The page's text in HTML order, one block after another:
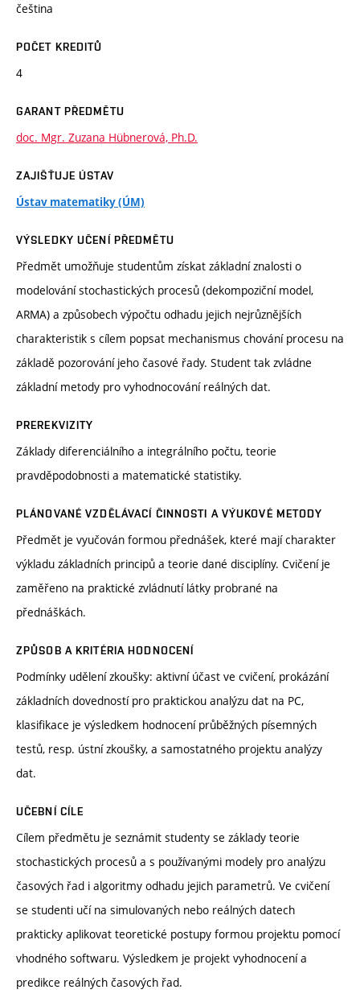
čeština
POČET KREDITŮ
4
GARANT PŘEDMĚTU
doc. Mgr. Zuzana Hübnerová, Ph.D.
ZAJIŠŤUJE ÚSTAV
Ústav matematiky (ÚM)
VÝSLEDKY UČENÍ PŘEDMĚTU
Předmět umožňuje studentům získat základní znalosti o
modelování stochastických procesů (dekompoziční model,
ARMA) a způsobech výpočtu odhadu jejich nejrůznějších
charakteristik s cílem popsat mechanismus chování procesu na
základě pozorování jeho časové řady. Student tak zvládne
základní metody pro vyhodnocování reálných dat.
PREREKVIZITY
Základy diferenciálního a integrálního počtu, teorie
pravděpodobnosti a matematické statistiky.
PLÁNOVANÉ VZDĚLÁVACÍ ČINNOSTI A VÝUKOVÉ METODY
Předmět je vyučován formou přednášek, které mají charakter
výkladu základních principů a teorie dané disciplíny. Cvičení je
zaměřeno na praktické zvládnutí látky probrané na
přednáškách.
ZPŮSOB A KRITÉRIA HODNOCENÍ
Podmínky udělení zkoušky: aktivní účast ve cvičení, prokázání
základních dovedností pro praktickou analýzu dat na PC,
klasifikace je výsledkem hodnocení průběžných písemných
testů, resp. ústní zkoušky, a samostatného projektu analýzy
dat.
UČEBNÍ CÍLE
Cílem předmětu je seznámit studenty se základy teorie
stochastických procesů a s používanými modely pro analýzu
časových řad i algoritmy odhadu jejich parametrů. Ve cvičení
se studenti učí na simulovaných nebo reálných datech
prakticky aplikovat teoretické postupy formou projektu pomocí
vhodného softwaru. Výsledkem je projekt vyhodnocení a
predikce reálných časových řad.